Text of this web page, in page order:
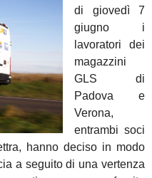
di giovedì 7
giugno i
lavoratori dei
magazzini
GLS di
Padova e
Verona,
entrambi soci
hanno deciso in modo
a seguito di una vertenza